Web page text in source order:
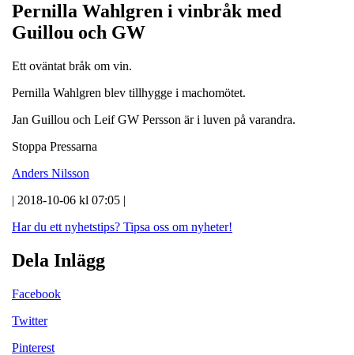
Pernilla Wahlgren i vinbråk med
Guillou och GW
Ett oväntat bråk om vin.
Pernilla Wahlgren blev tillhygge i machomötet.
Jan Guillou och Leif GW Persson är i luven på varandra.
Stoppa Pressarna
Anders Nilsson
| 2018-10-06 kl 07:05 |
Har du ett nyhetstips? Tipsa oss om nyheter!
Dela Inlägg
Facebook
Twitter
Pinterest